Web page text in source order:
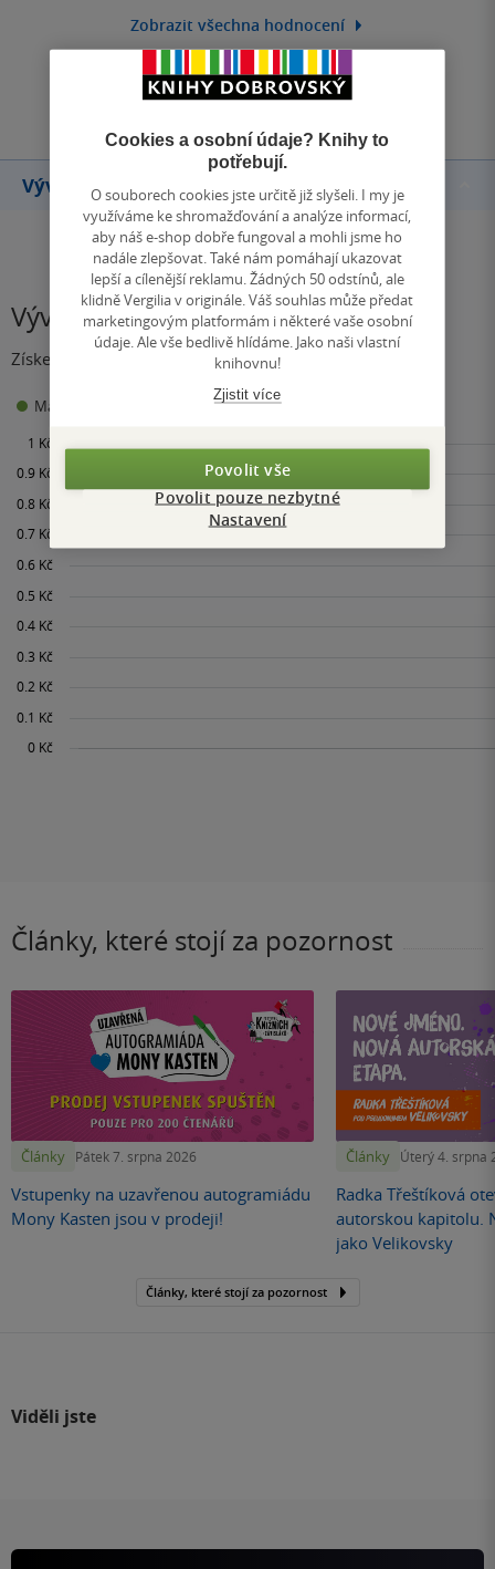
Zobrazit všechna hodnocení
Přidat hodnocení
Vývoj ceny
Vývoj ceny
Získejte přehled o vývoji ceny za posledních 60 dní.
Maloobchodní cena Minimální prodejní cena:
Články, které stojí za pozornost
Články Pátek 7. srpna 2026
Vstupenky na uzavřenou autogramiádu
Mony Kasten jsou v prodeji!
Články Úterý 4. srpna
Radka Třeštíková
autorskou kapitolu.
jako Velikovsky
Články, které stojí za pozornost
Viděli jste
Cookies a osobní údaje? Knihy to
potřebují.
O souborech cookies jste určitě již slyšeli. I my je
využíváme ke shromažďování a analýze informací,
aby náš e-shop dobře fungoval a mohli jsme ho
nadále zlepšovat. Také nám pomáhají ukazovat
lepší a cílenější reklamu. Žádných 50 odstínů, ale
klidně Vergilia v originále. Váš souhlas může předat
marketingovým platformám i některé vaše osobní
údaje. Ale vše bedlivě hlídáme. Jako naši vlastní
knihovnu!
Zjistit více
Povolit vše
Povolit pouze nezbytné
Nastavení